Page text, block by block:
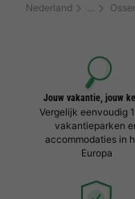
Nederland
Jouw vakantie, jouw
Vergelijk eenvoudig
vakantieparken
accommodaties in
Europa